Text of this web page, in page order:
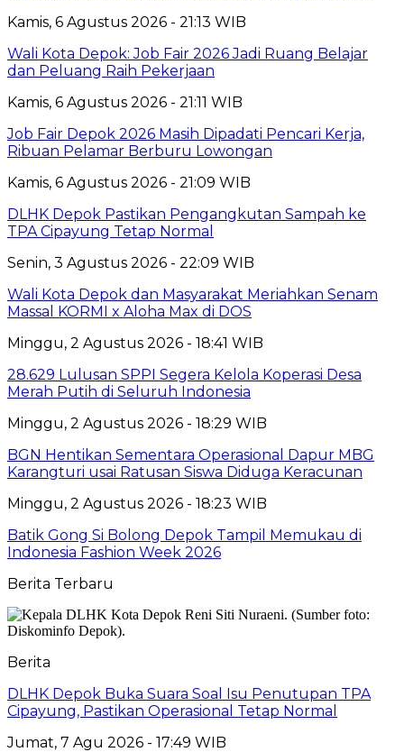
Kamis, 6 Agustus 2026 - 21:13 WIB
Wali Kota Depok: Job Fair 2026 Jadi Ruang Belajar
dan Peluang Raih Pekerjaan
Kamis, 6 Agustus 2026 - 21:11 WIB
Job Fair Depok 2026 Masih Dipadati Pencari Kerja,
Ribuan Pelamar Berburu Lowongan
Kamis, 6 Agustus 2026 - 21:09 WIB
DLHK Depok Pastikan Pengangkutan Sampah ke
TPA Cipayung Tetap Normal
Senin, 3 Agustus 2026 - 22:09 WIB
Wali Kota Depok dan Masyarakat Meriahkan Senam
Massal KORMI x Aloha Max di DOS
Minggu, 2 Agustus 2026 - 18:41 WIB
28.629 Lulusan SPPI Segera Kelola Koperasi Desa
Merah Putih di Seluruh Indonesia
Minggu, 2 Agustus 2026 - 18:29 WIB
BGN Hentikan Sementara Operasional Dapur MBG
Karangturi usai Ratusan Siswa Diduga Keracunan
Minggu, 2 Agustus 2026 - 18:23 WIB
Batik Gong Si Bolong Depok Tampil Memukau di
Indonesia Fashion Week 2026
Berita Terbaru
Berita
DLHK Depok Buka Suara Soal Isu Penutupan TPA
Cipayung, Pastikan Operasional Tetap Normal
Jumat, 7 Agu 2026 - 17:49 WIB